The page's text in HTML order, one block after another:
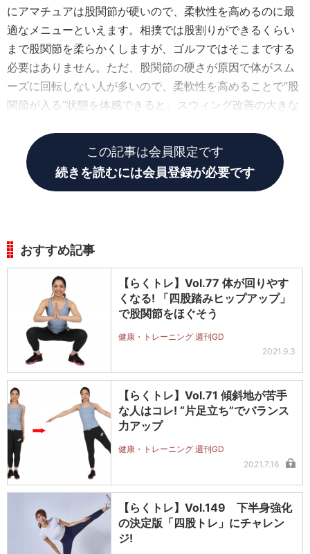
にアマチュアは股関節が硬いので、柔軟性を高めるのに最
適なメニューといえます。相撲では股割りができるくらい
まで股関節を柔らかくしますが、ゴルフではそこまでする
必要はありません。ただ、股関節の硬さが原因で体がスム
ーズに回転しない人が多いので、柔軟性を高めることで“股
関節が入る”状態を体感できると、スウィング改善の大きな
この記事は会員限定です
続きを読むには会員登録が必要です
おすすめ記事
【らくトレ】Vol.77 体が回りやす
くなる! 「四股踏みヒップアップ」
で股関節をほぐそう
健康・トレーニング 週刊GD
2021.9.3
【らくトレ】Vol.71 傾斜地が苦手
な人はコレ! “片足立ち”でバランス
力アップ
健康・トレーニング 週刊GD
2021.7.16
【らくトレ】Vol.149 下半身強化
の決定版「四股トレ」にチャレン
ジ!